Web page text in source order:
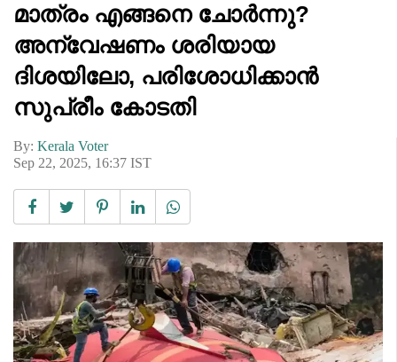
മാത്രം എങ്ങനെ ചോർന്നു?
അന്വേഷണം ശരിയായ
ദിശയിലോ, പരിശോധിക്കാൻ
സുപ്രീം കോടതി
By: Kerala Voter
Sep 22, 2025, 16:37 IST